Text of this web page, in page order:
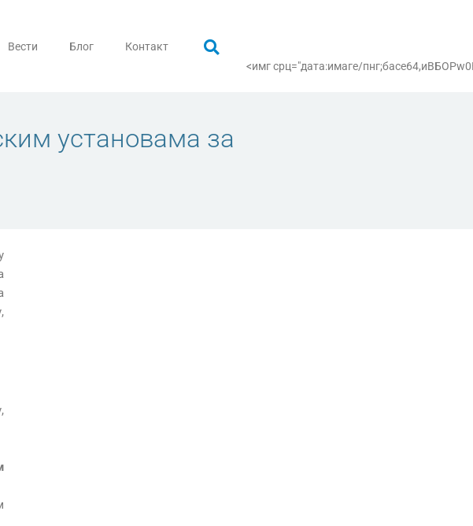
Вести Блог
Контакт
<имг срц="дата:имаге/
установама за